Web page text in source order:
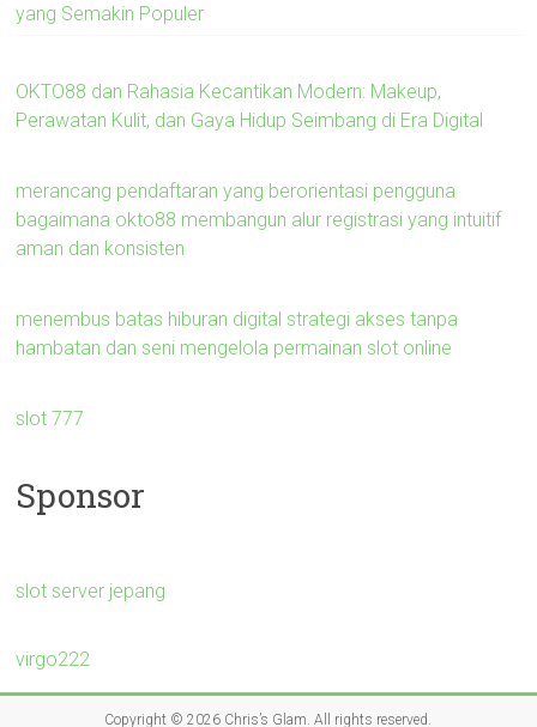
yang Semakin Populer
OKTO88 dan Rahasia Kecantikan Modern: Makeup,
Perawatan Kulit, dan Gaya Hidup Seimbang di Era Digital
merancang pendaftaran yang berorientasi pengguna
bagaimana okto88 membangun alur registrasi yang intuitif
aman dan konsisten
menembus batas hiburan digital strategi akses tanpa
hambatan dan seni mengelola permainan slot online
slot 777
Sponsor
slot server jepang
virgo222
Copyright © 2026 Chris’s Glam . All rights reserved.